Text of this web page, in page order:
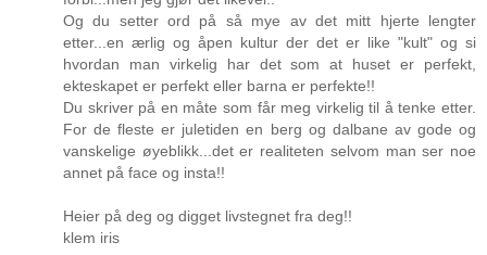
Og du setter ord på så mye av det mitt hjerte lengter
etter...en ærlig og åpen kultur der det er like "kult" og si
hvordan man virkelig har det som at huset er perfekt,
ekteskapet er perfekt eller barna er perfekte!!
Du skriver på en måte som får meg virkelig til å tenke etter.
For de fleste er juletiden en berg og dalbane av gode og
vanskelige øyeblikk...det er realiteten selvom man ser noe
annet på face og insta!!
Heier på deg og digget livstegnet fra deg!!
klem iris